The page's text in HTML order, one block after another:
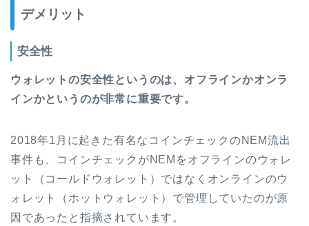
デメリット
安全性
ウォレットの安全性というのは、オフラインかオンラ
インかというのが非常に重要です。
2018年1月に起きた有名なコインチェックのNEM流出
事件も、コインチェックがNEMをオフラインのウォレ
ット（コールドウォレット）ではなくオンラインのウ
ォレット（ホットウォレット）で管理していたのが原
因であったと指摘されています。